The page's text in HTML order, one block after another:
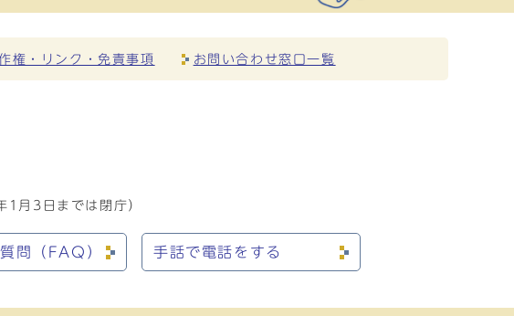
権・リンク・免責事項 お問い合わせ窓口一覧
月3日までは閉庁）
問（FAQ） 手話で電話をする